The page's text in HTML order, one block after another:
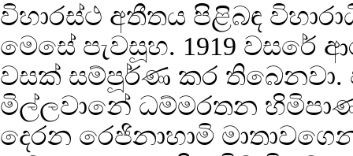
විහාරස්ථ අතීතය පිළිබඳ
මෙසේ පැවසූහ. 1919 වසරේ
වසක් සම්පූර්ණ කර
මිල්ලවානේ ධම්මරතන
දෙරන රෙජිනාහාමි